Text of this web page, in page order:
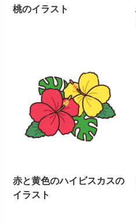
桃のイラスト
赤と黄色のハイビスカスの
イラスト